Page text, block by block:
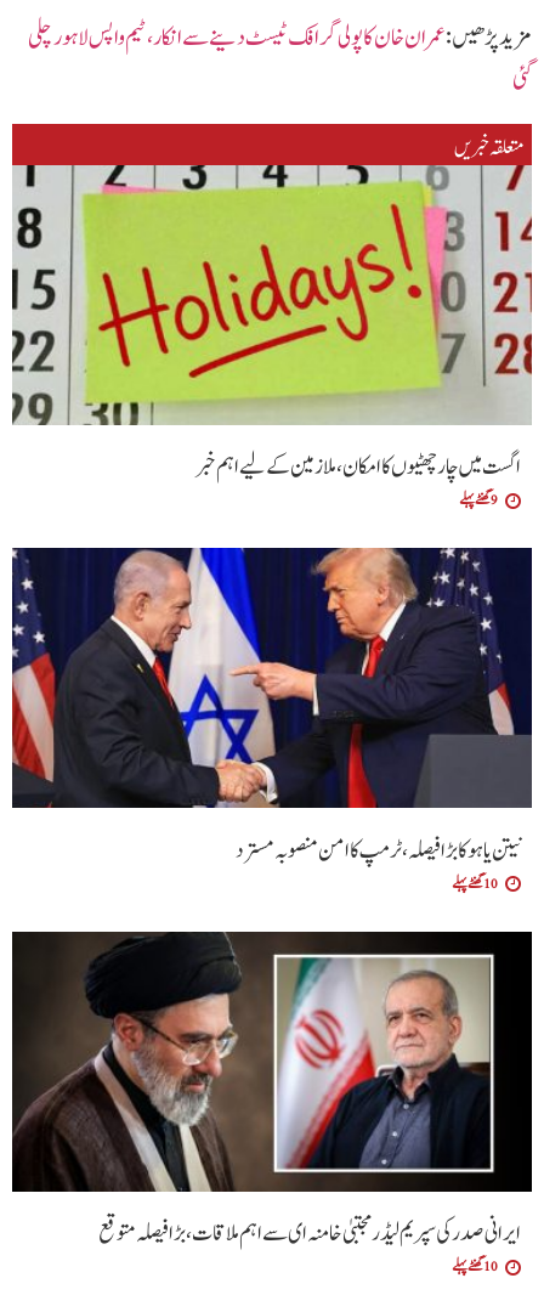
مزید پڑھیں :عمران خان کا پولی گرافک ٹیسٹ دینے سے انکار، ٹیم واپس لاہور چلی
گئی
متعلقہ خبریں
اگست میں چار چھٹیوں کا امکان، ملازمین کے لیے اہم خبر
9 گھنٹے پہلے
نیتن یاہو کا بڑا فیصلہ، ٹرمپ کا امن منصوبہ مسترد
10 گھنٹے پہلے
ایرانی صدر کی سپریم لیڈر مجتبیٰ خامنہ ای سے اہم ملاقات، بڑا فیصلہ متوقع
10 گھنٹے پہلے